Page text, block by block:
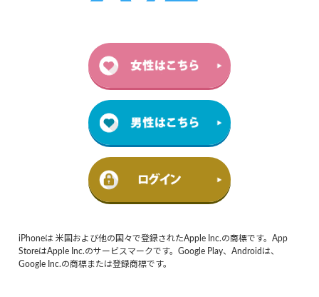
iPhoneは 米国および他の国々で登録されたApple Inc.の商標です。App
StoreはApple Inc.のサービスマークです。Google Play、Androidは、
Google Inc.の商標または登録商標です。